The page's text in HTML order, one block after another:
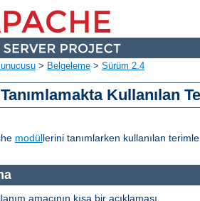
> Belgeleme > Sürüm 2.4
Kullanılan
modüllerini tanımlarken kullanılan
amacının kısa bir açıklaması.